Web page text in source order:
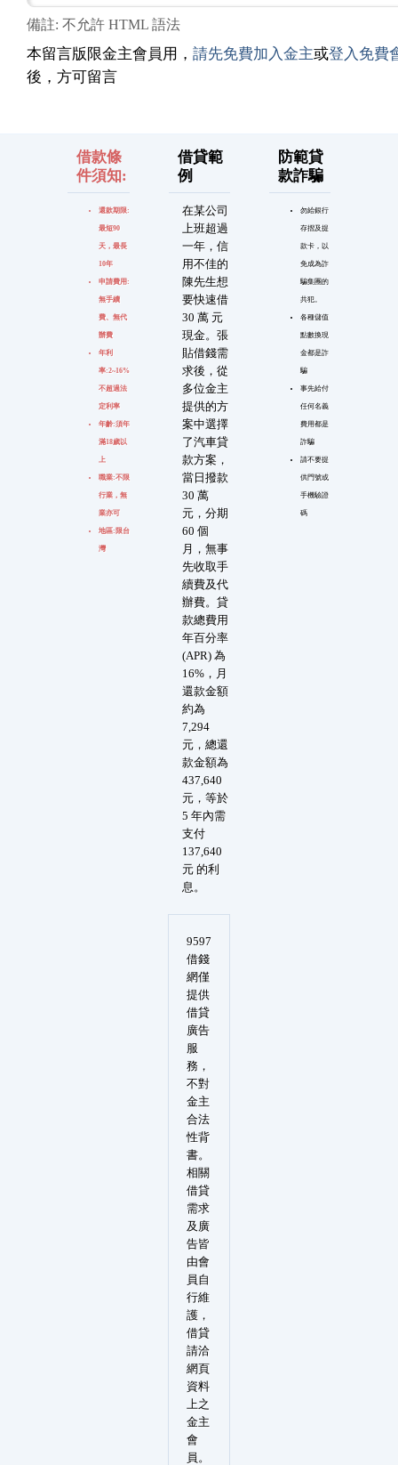
備註: 不允許 HTML 語法
本留言版限金主會員用， 請先免費加入金主或登入免費
後，方可留言
借款條
件須知:
還款期限:
最短90
天，最長
10年
申請費用:
無手續
費、無代
辦費
年利
率:2~16%
不超過法
定利率
年齡:須年
滿18歲以
上
職業:不限
行業，無
業亦可
地區:限台
灣
借貸範
例
在某公司
上班超過
一年，信
用不佳的
陳先生想
要快速借
30 萬 元
現金。張
貼借錢需
求後，從
多位金主
提供的方
案中選擇
了汽車貸
款方案，
當日撥款
30 萬
元，分期
60 個
月，無事
先收取手
續費及代
辦費。貸
款總費用
年百分率
(APR) 為
16%，月
還款金額
約為
7,294
元，總還
款金額為
437,640
元，等於
5 年內需
支付
137,640
元 的利
息。
防範貸
款詐騙
勿給銀行
存摺及提
款卡，以
免成為詐
騙集團的
共犯。
各種儲值
點數換現
金都是詐
騙
事先給付
任何名義
費用都是
詐騙
請不要提
供門號或
手機驗證
碼
9597
借錢
網僅
提供
借貸
廣告
服
務，
不對
金主
合法
性背
書。
相關
借貸
需求
及廣
告皆
由會
員自
行維
護，
借貸
請洽
網頁
資料
上之
金主
會
員。